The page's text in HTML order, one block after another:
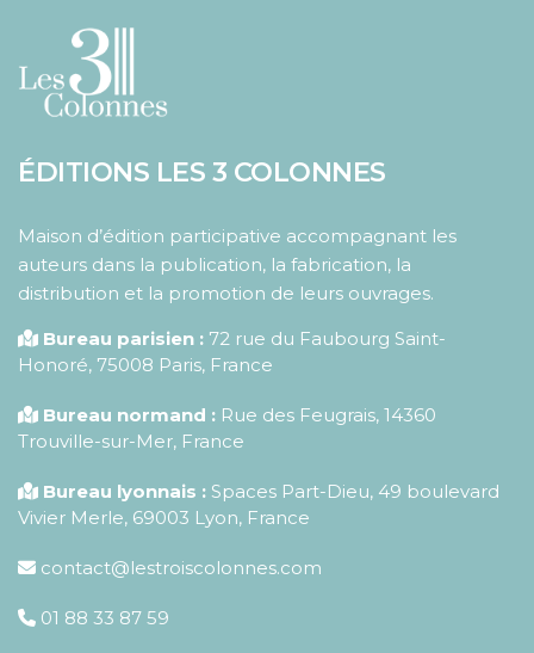
ÉDITIONS LES 3 COLONNES
Maison d’édition participative accompagnant les
auteurs dans la publication, la fabrication, la
distribution et la promotion de leurs ouvrages.
Bureau parisien : 72 rue du Faubourg Saint-
Honoré, 75008 Paris, France
Bureau normand : Rue des Feugrais, 14360
Trouville-sur-Mer, France
Bureau lyonnais : Spaces Part-Dieu, 49 boulevard
Vivier Merle, 69003 Lyon, France
contact@lestroiscolonnes.com
01 88 33 87 59